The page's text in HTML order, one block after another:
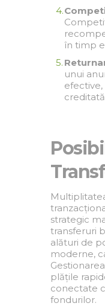
în timp
unui
strategic
transferuri
alături de
moderne,
plățile
conectate
fondurilor.